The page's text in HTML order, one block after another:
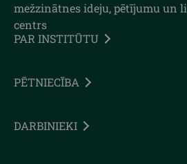
mežzinātnes ideju, pētījumu un
centrs
PAR INSTITŪTU
PĒTNIECĪBA
DARBINIEKI